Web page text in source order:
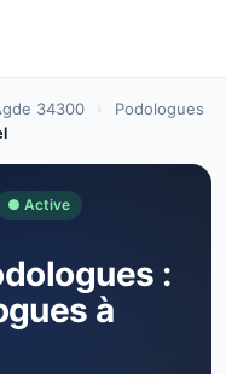
34300 ›
Podologues
● Active
:
à